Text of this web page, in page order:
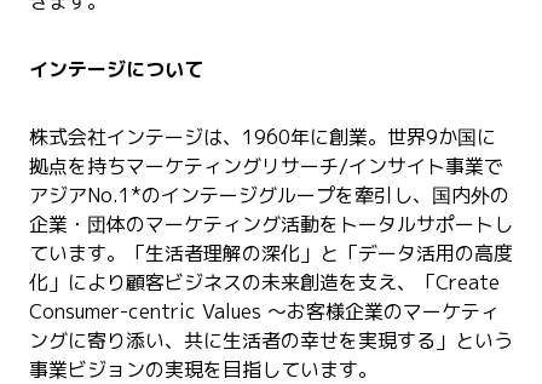
インテージについて
株式会社インテージは、1960年に創業。世界9か国に
拠点を持ちマーケティングリサーチ/インサイト事業で
アジアNo.1*のインテージグループを牽引し、国内外の
企業・団体のマーケティング活動をトータルサポートし
ています。「生活者理解の深化」と「データ活用の高度
化」により顧客ビジネスの未来創造を支え、「Create
Consumer-centric Values ～お客様企業のマーケティ
ングに寄り添い、共に生活者の幸せを実現する」という
事業ビジョンの実現を目指しています。